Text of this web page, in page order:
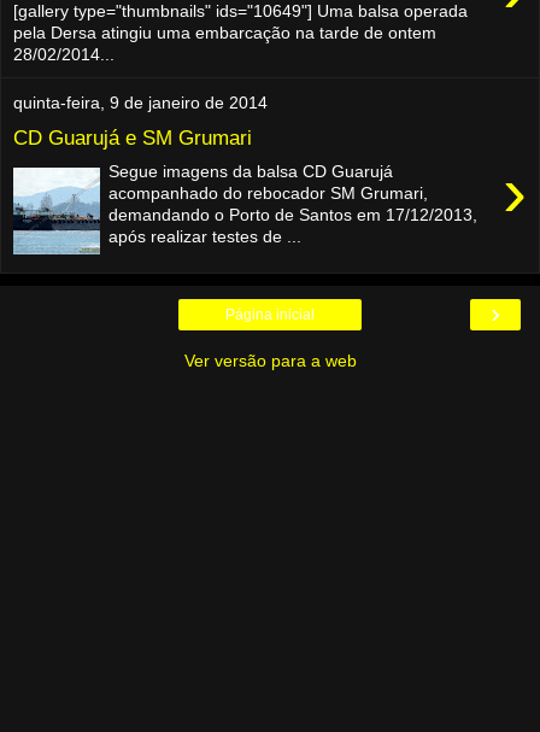
[gallery type="thumbnails" ids="10649"] Uma balsa operada
pela Dersa atingiu uma embarcação na tarde de ontem
28/02/2014...
quinta-feira, 9 de janeiro de 2014
CD Guarujá e SM Grumari
›
Segue imagens da balsa CD Guarujá
acompanhado do rebocador SM Grumari,
demandando o Porto de Santos em 17/12/2013,
após realizar testes de ...
›
Página inicial
Ver versão para a web